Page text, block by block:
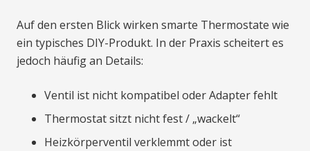
Auf den ersten Blick wirken smarte Thermostate wie
ein typisches DIY-Produkt. In der Praxis scheitert es
jedoch häufig an Details:
Ventil ist nicht kompatibel oder Adapter fehlt
Thermostat sitzt nicht fest / „wackelt“
Heizkörperventil verklemmt oder ist